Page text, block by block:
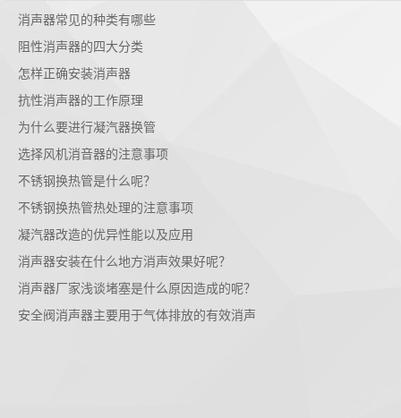
消声器常见的种类有哪些
阻性消声器的四大分类
怎样正确安装消声器
抗性消声器的工作原理
为什么要进行凝汽器换管
选择风机消音器的注意事项
不锈钢换热管是什么呢？
不锈钢换热管热处理的注意事项
凝汽器改造的优异性能以及应用
消声器安装在什么地方消声效果好呢？
消声器厂家浅谈堵塞是什么原因造成的呢？
安全阀消声器主要用于气体排放的有效消声